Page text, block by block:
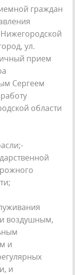
граждан
ул.
прием
Сергеем
области
воздушным,
и
и